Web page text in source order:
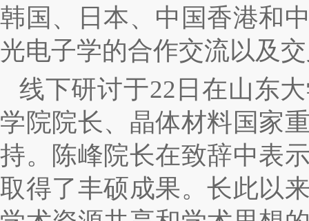
韩国、日本、中国香港和
光电子学的合作交流以及
线下研讨于22 日在山东
学院院长、晶体材料国家
持。陈峰院长在致辞中表
取得了丰硕成果。长此以